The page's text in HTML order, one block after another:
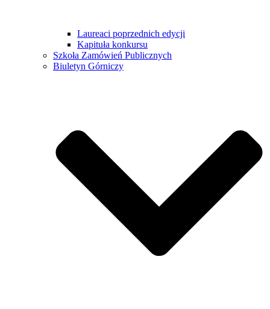
Laureaci poprzednich edycji
Kapituła konkursu
Szkoła Zamówień Publicznych
Biuletyn Górniczy